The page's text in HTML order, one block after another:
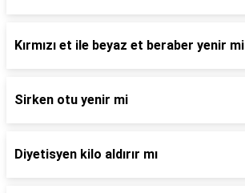
Kırmızı et ile beyaz et beraber yenir mi
Sirken otu yenir mi
Diyetisyen kilo aldırır mı